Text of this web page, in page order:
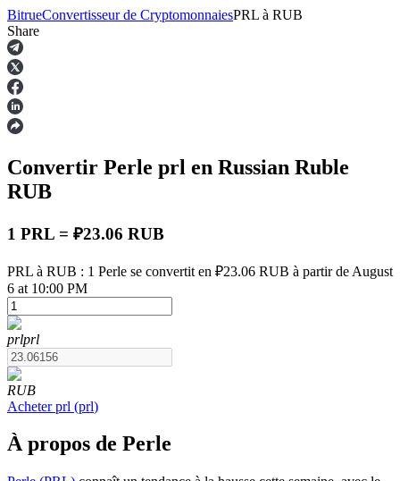
Contrats à terme
Futures USDT
Futures utilisant l'USDT comme garantie
BitrueConvertisseur de CryptomonnaiesPRL à RUB
Share
Convertir Perle prl en Russian Ruble
RUB
1 PRL = ₽23.06 RUB
PRL à RUB : 1 Perle se convertit en ₽23.06 RUB à partir de August
6 at 10:00 PM
prlprl
RUB
Acheter prl (prl)
À propos de Perle